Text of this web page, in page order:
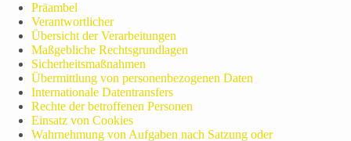
Präambel
Verantwortlicher
Übersicht der Verarbeitungen
Maßgebliche Rechtsgrundlagen
Sicherheitsmaßnahmen
Übermittlung von personenbezogenen Daten
Internationale Datentransfers
Rechte der betroffenen Personen
Einsatz von Cookies
Wahrnehmung von Aufgaben nach Satzung oder